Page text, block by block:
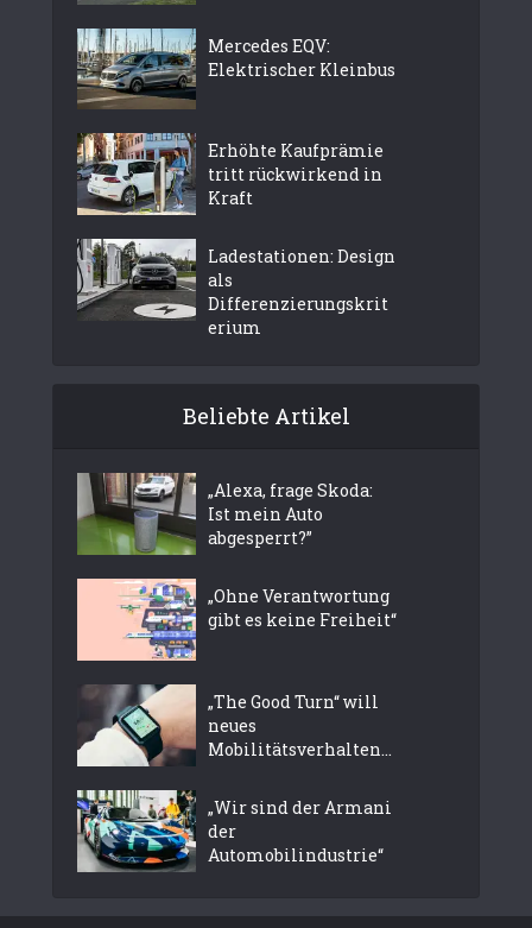
Mercedes EQV:
Elektrischer Kleinbus
Erhöhte Kaufprämie
tritt rückwirkend in
Kraft
Ladestationen: Design
als
Differenzierungskrit
erium
Beliebte Artikel
„Alexa, frage Skoda:
Ist mein Auto
abgesperrt?”
„Ohne Verantwortung
gibt es keine Freiheit“
„The Good Turn“ will
neues
Mobilitätsverhalten...
„Wir sind der Armani
der
Automobilindustrie“